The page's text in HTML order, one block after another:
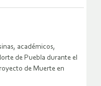
académicos,
de Puebla durante el
de Muerte en